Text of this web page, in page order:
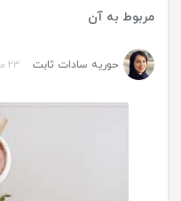
مربوط به آن
حوریه سادات ثابت 23 مرداد 1400